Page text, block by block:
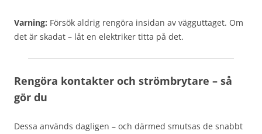
Varning: Försök aldrig rengöra insidan av vägguttaget. Om
det är skadat – låt en elektriker titta på det.
Rengöra kontakter och strömbrytare – så
gör du
Dessa används dagligen – och därmed smutsas de snabbt